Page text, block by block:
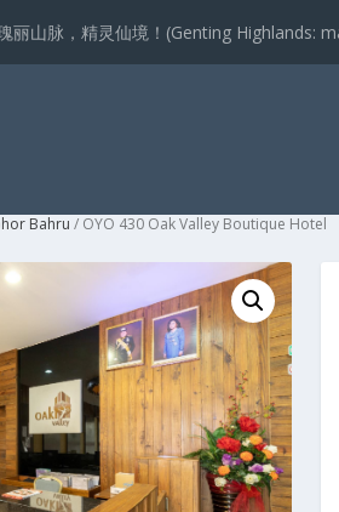
丽山脉，精灵仙境！(Genting Highlands:
Bahru / OYO 430 Oak Valley Boutique Hotel